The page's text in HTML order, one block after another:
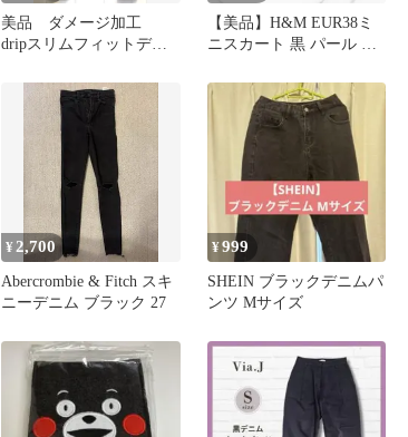
美品 ダメージ加工
dripスリムフィットデニ
【美品】H&M EUR38ミ
ニスカート 黒 パール ダ
¥ 2,700
Abercrombie & Fitch スキ
ニーデニム ブラック 27
¥999
SHEIN ブラックデニムパ
ンツ Mサイズ